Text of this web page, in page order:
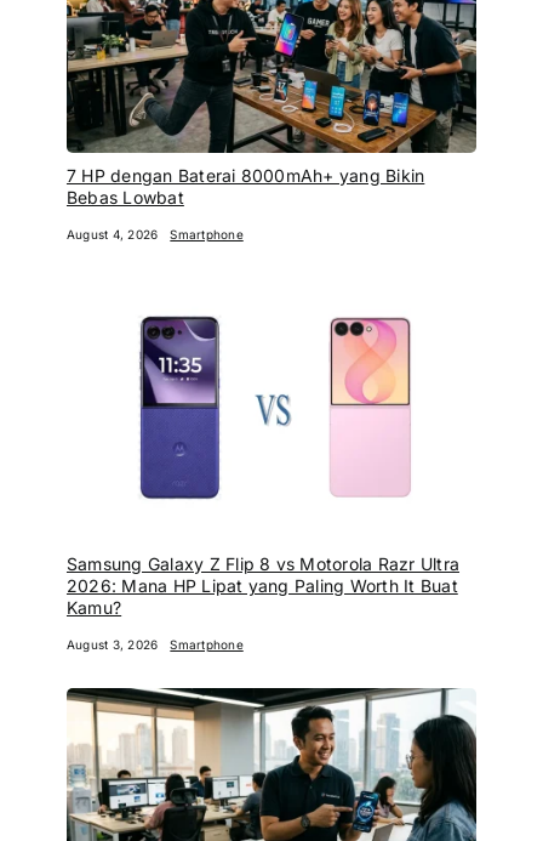
7 HP dengan Baterai 8000mAh+ yang Bikin
Bebas Lowbat
August 4, 2026 Smartphone
Samsung Galaxy Z Flip 8 vs Motorola Razr Ultra
2026: Mana HP Lipat yang Paling Worth It Buat
Kamu?
August 3, 2026 Smartphone